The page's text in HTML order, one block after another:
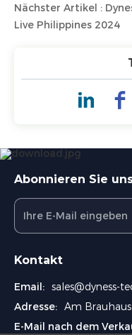
Nächster Artikel :
Live Philippines 2024
Abonnieren Sie
Kontakt
Email: sales@dyness-
Adresse: Am
E-Mail nach dem